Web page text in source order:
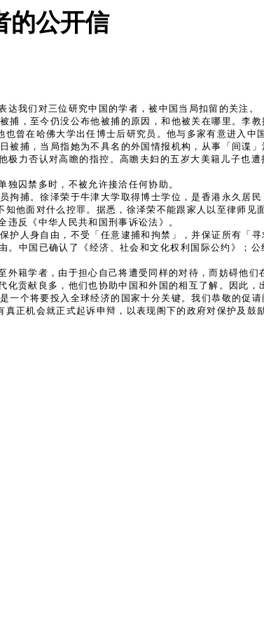
的公开信
我们对三位研究中国的学者，被中国当局扣留的关注。
，至今仍没公布他被捕的原因，和他被关在哪里。李
曾在哈佛大学出任博士后研究员。他与多家有意进入中
捕，当局指她为不具名的外国情报机构，从事「间谍
力否认对高瞻的指控。高瞻夫妇的五岁大美籍儿子也
囚禁多时，不被允许接洽任何协助。
捕。徐泽荣于牛津大学取得博士学位，是香港永久居
他面对什么控罪。据悉，徐泽荣不能跟家人以至律师见面
反《中华人民共和国刑事诉讼法》。
人身自由，不受「任意逮捕和拘禁」，并保证所有「
中国已确认了《经济、社会和文化权利国际公约》；
籍学者，由于担心自己将遭受同样的对待，而妨碍他们
贡献良多，他们也协助中国和外国的相互了解。因此，
个将要投入全球经济的国家十分关键。我们恭敬的促
正机会就正式起诉申辩，以表现阁下的政府对保护及鼓